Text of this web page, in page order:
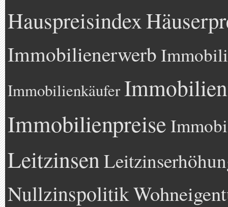
Hauspreisindex
Immobilienerwerb
Immobilienkäufer
Immobilienpreise
Leitzinsen
Nullzinspolitik